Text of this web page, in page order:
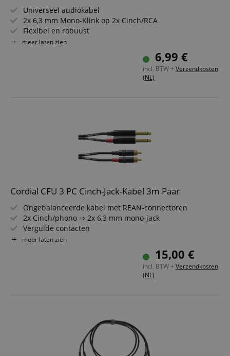
Universeel audiokabel
2x 6,3 mm Mono-Klink op 2x Cinch/RCA
Flexibel en robuust
Heldere overdracht
meer laten zien
6,99 €
incl. BTW + Verzendkosten
(NL)
Cordial CFU 3 PC Cinch-Jack-Kabel 3m Paar
Ongebalanceerde kabel met REAN-connectoren
2x Cinch/phono ⇒ 2x 6,3 mm mono-jack
Vergulde contacten
Lengte: 3m
meer laten zien
15,00 €
incl. BTW + Verzendkosten
(NL)